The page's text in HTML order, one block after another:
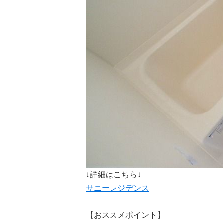
↓詳細はこちら↓
サニーレジデンス
【おススメポイント】